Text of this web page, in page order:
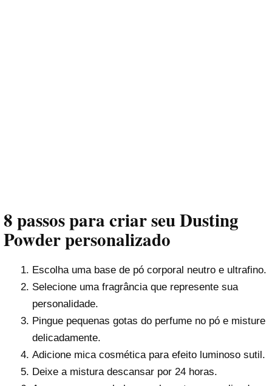
8 passos para criar seu Dusting
Powder personalizado
Escolha uma base de pó corporal neutro e ultrafino.
Selecione uma fragrância que represente sua
personalidade.
Pingue pequenas gotas do perfume no pó e misture
delicadamente.
Adicione mica cosmética para efeito luminoso sutil.
Deixe a mistura descansar por 24 horas.